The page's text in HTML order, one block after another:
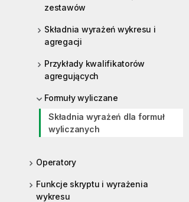
zestawów
Składnia wyrażeń wykresu i
agregacji
Przykłady kwalifikatorów
agregujących
Formuły wyliczane
Składnia wyrażeń dla formuł
wyliczanych
Operatory
Funkcje skryptu i wyrażenia
wykresu